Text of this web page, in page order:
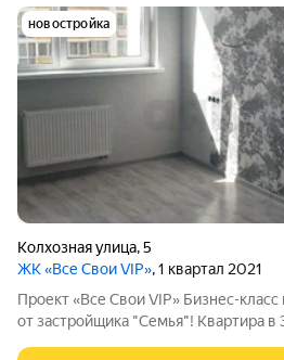
новостройка
Колхозная улица,5
ЖК «Все Свои VIP», 1 квартал 2021
Проект «Все Свои VIP» Бизнес-класс
от застройщика "Семья"! Квартира в